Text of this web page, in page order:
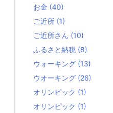
お金 (40)
ご近所 (1)
ご近所さん (10)
ふるさと納税 (8)
ウォーキング (13)
ウオーキング (26)
オリンピック (1)
オリンピック (1)